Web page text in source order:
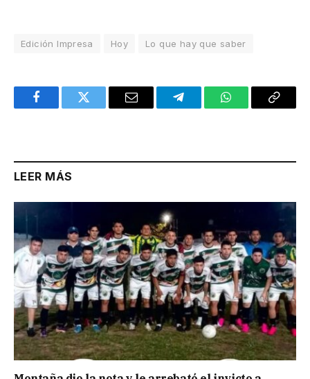
Edición Impresa Hoy Lo que hay que saber
FacebookTwitter Email TelegramWhatsAppCopy
LEER MÁS